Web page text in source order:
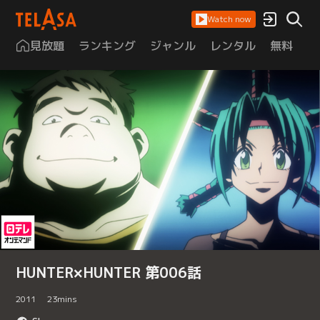
Watch now
見放題 ランキング ジャンル レンタル 無料
HUNTER×HUNTER 第006話
2011 23mins